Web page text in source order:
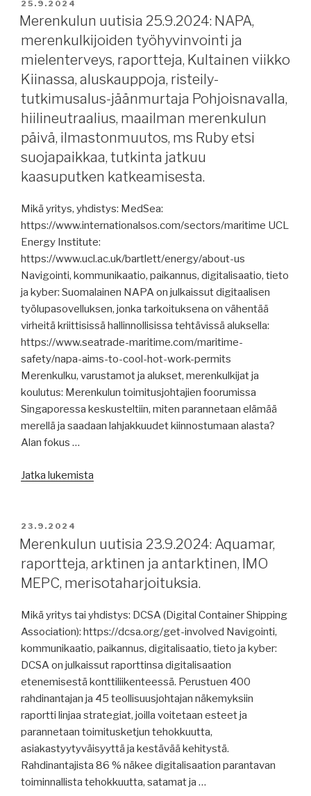
Kauko-
Idässä.”
merenkulun
päivä,
kynnysrahaa
pyydetään
merenkulkijoilta,
Jäämeren
kuljetuksia,
satamat
solmukohtia
maailmankaupassa,
maailmantalous
on
heikkona,
elvyttää,
EU:n
ulkopuolelle
kuljetetun
tavaran
määrä
arvossa,
MEPC82,
öljyn
kulutuksen
ennustetaan
voimiaan.”
JULKAISTU
25.9.2024
Merenkulun uutisia 25.9.2024: NAPA,
merenkulkijoiden työhyvinvointi ja
mielenterveys, raportteja, Kultainen viikko
Kiinassa, aluskauppoja, risteily-
tutkimusalus-jäänmurtaja Pohjoisnavalla,
hiilineutraalius, maailman merenkulun
päivä, ilmastonmuutos, ms Ruby etsi
suojapaikkaa, tutkinta jatkuu
kaasuputken katkeamisesta.
Mikä yritys, yhdistys: MedSea:
https://www.internationalsos.com/sectors/maritime UCL
Energy Institute:
https://www.ucl.ac.uk/bartlett/energy/about-us
Navigointi, kommunikaatio, paikannus, digitalisaatio, tieto
ja kyber: Suomalainen NAPA on julkaissut digitaalisen
työlupasovelluksen, jonka tarkoituksena on vähentää
virheitä kriittisissä hallinnollisissa tehtävissä aluksella:
https://www.seatrade-maritime.com/maritime-
safety/napa-aims-to-cool-hot-work-permits
Merenkulku, varustamot ja alukset, merenkulkijat ja
koulutus: Merenkulun toimitusjohtajien foorumissa
Singaporessa keskusteltiin, miten parannetaan elämää
merellä ja saadaan lahjakkuudet kiinnostumaan alasta?
Alan fokus …
Jatka lukemista
merenkulkijoiden
työhyvinvointi
mielenterveys,
raportteja,
Kultainen
viikko
Kiinassa,
aluskauppoja,
risteily-
tutkimusalus-
jäänmurtaja
Pohjoisnavalla,
hiilineutraalius,
maailman
JULKAISTU
23.9.2024
Merenkulun uutisia 23.9.2024: Aquamar,
raportteja, arktinen ja antarktinen, IMO
MEPC, merisotaharjoituksia.
Mikä yritys tai yhdistys: DCSA (Digital Container Shipping
Association): https://dcsa.org/get-involved Navigointi,
kommunikaatio, paikannus, digitalisaatio, tieto ja kyber:
DCSA on julkaissut raporttinsa digitalisaation
etenemisestä konttiliikenteessä. Perustuen 400
rahdinantajan ja 45 teollisuusjohtajan näkemyksiin
raportti linjaa strategiat, joilla voitetaan esteet ja
parannetaan toimitusketjun tehokkuutta,
asiakastyytyväisyyttä ja kestävää kehitystä.
Rahdinantajista 86 % näkee digitalisaation parantavan
toiminnallista tehokkuutta, satamat ja …